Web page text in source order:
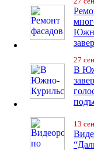
27
В
13